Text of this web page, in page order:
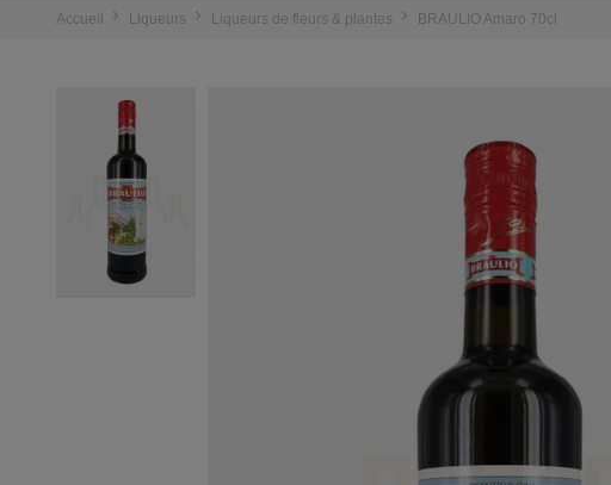
Accueil Liqueurs Liqueurs de fleurs & plantes BRAULIO Amaro 70cl